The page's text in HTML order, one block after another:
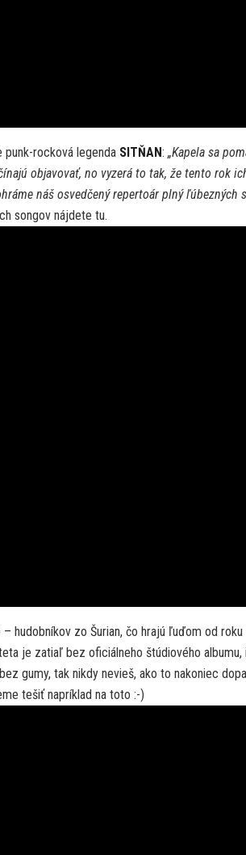
punk-rocková legenda SITŇAN: „Kapela sa
objavovať, no vyzerá to tak, že tento rok
náš osvedčený repertoár plný ľúbezných
songov nájdete tu.
hudobníkov zo Šurian, čo hrajú ľuďom od
je zatiaľ bez oficiálneho štúdiového
gumy, tak nikdy nevieš, ako to nakoniec
tešiť napríklad na toto :-)